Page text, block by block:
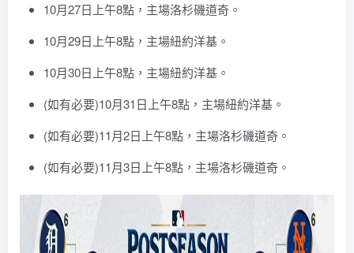
10月27日上午8點，主場洛杉磯道奇。
10月29日上午8點，主場紐約洋基。
10月30日上午8點，主場紐約洋基。
(如有必要)10月31日上午8點，主場紐約洋基。
(如有必要)11月2日上午8點，主場洛杉磯道奇。
(如有必要)11月3日上午8點，主場洛杉磯道奇。